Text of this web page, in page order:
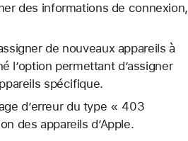
des informations de connexion,
de nouveaux appareils à
l’option permettant d’assigner
spécifique.
d’erreur du type « 403
des appareils d’Apple.